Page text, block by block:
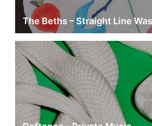
The Beths – Straight Line